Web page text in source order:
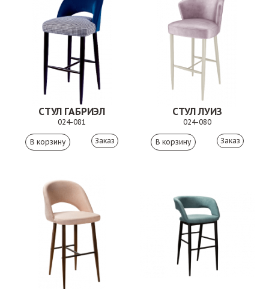
СТУЛ ГАБРИЭЛ
024-081
Заказ
СТУЛ ЛУИЗ
024-080
Заказ